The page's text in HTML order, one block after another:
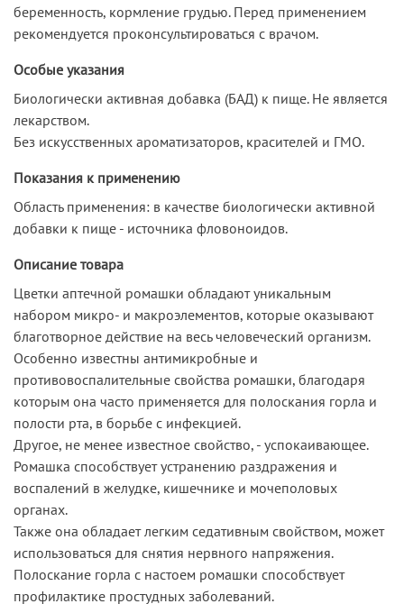
беременность, кормление грудью. Перед применением
рекомендуется проконсультироваться с врачом.
Особые указания
Биологически активная добавка (БАД) к пище. Не является
лекарством.
Без искусственных ароматизаторов, красителей и ГМО.
Показания к применению
Область применения: в качестве биологически активной
добавки к пище - источника фловоноидов.
Описание товара
Цветки аптечной ромашки обладают уникальным
набором микро- и макроэлементов, которые оказывают
благотворное действие на весь человеческий организм.
Особенно известны антимикробные и
противовоспалительные свойства ромашки, благодаря
которым она часто применяется для полоскания горла и
полости рта, в борьбе с инфекцией.
Другое, не менее известное свойство, - успокаивающее.
Ромашка способствует устранению раздражения и
воспалений в желудке, кишечнике и мочеполовых
органах.
Также она обладает легким седативным свойством, может
использоваться для снятия нервного напряжения.
Полоскание горла с настоем ромашки способствует
профилактике простудных заболеваний.